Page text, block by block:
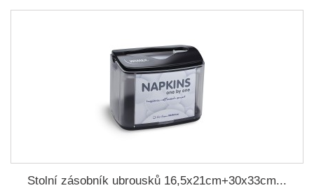
Stolní zásobník ubrousků 16,5x21cm+30x33cm...